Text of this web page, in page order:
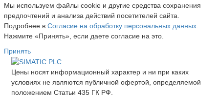
Мы используем файлы cookie и другие средства сохранения
предпочтений и анализа действий посетителей сайта.
Подробнее в Согласие на обработку персональных данных.
Нажмите «Принять», если даете согласие на это.
Принять
Цены носят информационный характер и ни при каких
условиях не являются публичной офертой, определяемой
положением Статьи 435 ГК РФ.